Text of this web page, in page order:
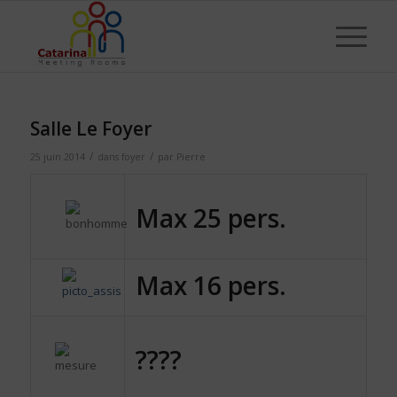
Salle Le Foyer
25 juin 2014 / dans foyer / par Pierre
Max 25 pers.
Max 16 pers.
????